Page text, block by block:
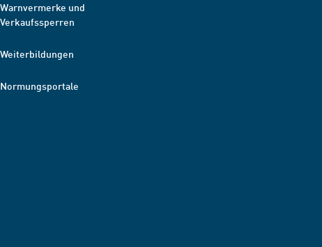
Warnvermerke und
Verkaufssperren
Weiterbildungen
Normungsportale